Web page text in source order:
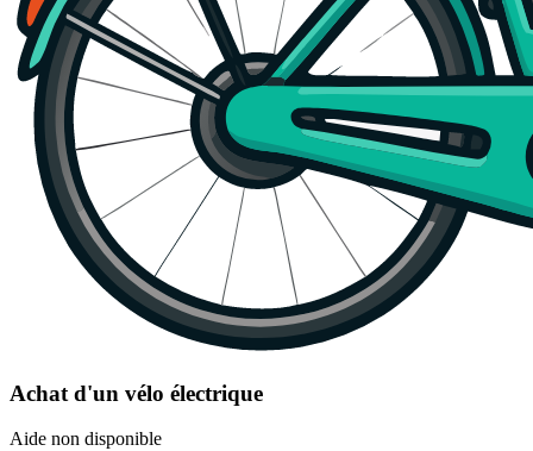
Achat d'un vélo électrique
Aide non disponible